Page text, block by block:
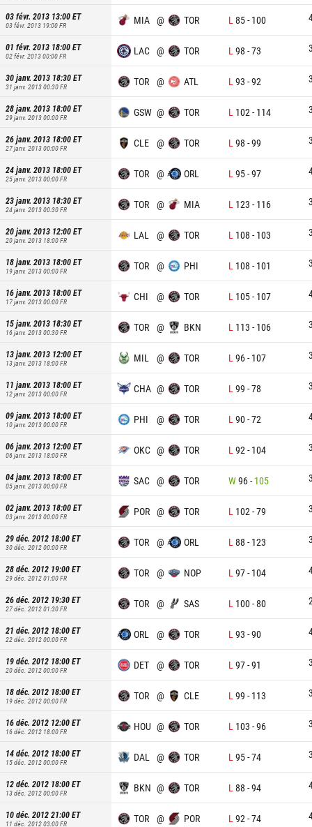
03 févr. 2013 13:00ET
03 févr. 2013 19:00FR MIA @ TOR L 85- 100
01 févr. 2013 18:00ET
02 févr. 2013 00:00FR LAC @ TOR L 98 -73
30 janv. 2013 18:30ET
31 janv. 2013 00:30FR TOR @ ATL L 93 -92
28 janv. 2013 18:00ET
29 janv. 2013 00:00FR GSW @ TOR L 102 - 114
26 janv. 2013 18:00ET
27 janv. 2013 00:00FR CLE @ TOR L 98 -99
24 janv. 2013 18:00ET
25 janv. 2013 00:00FR TOR @ ORL L 95-97
23 janv. 2013 18:30ET
24 janv. 2013 00:30FR TOR @ MIA L 123 - 116
20 janv. 2013 12:00ET
20 janv. 2013 18:00FR LAL @ TOR L 108 - 103
18 janv. 2013 18:00ET
19 janv. 2013 00:00FR TOR @ PHI L 108 - 101
16 janv. 2013 18:00ET
17 janv. 2013 00:00FR CHI @ TOR L 105- 107
15 janv. 2013 18:30ET
16 janv. 2013 00:30FR TOR @ BKN L 113 - 106
13 janv. 2013 12:00ET
13 janv. 2013 18:00FR MIL @ TOR L 96- 107
11 janv. 2013 18:00ET
12 janv. 2013 00:00FR CHA @ TOR L 99 -78
09 janv. 2013 18:00ET
10 janv. 2013 00:00FR PHI @ TOR L 90-72
06 janv. 2013 12:00ET
06 janv. 2013 18:00FR OKC @ TOR L 92 - 104
04 janv. 2013 18:00ET
05 janv. 2013 00:00FR SAC @ TOR W96- 105
02 janv. 2013 18:00ET
03 janv. 2013 00:00FR POR @ TOR L 102 -79
29 déc. 2012 18:00ET
30 déc. 2012 00:00FR TOR @ ORL L 88 - 123
28 déc. 2012 19:00ET
29 déc. 2012 01:00FR TOR @ NOP L 97- 104
26 déc. 2012 19:30ET
27 déc. 2012 01:30FR TOR @ SAS L 100-80
21 déc. 2012 18:00ET
22 déc. 2012 00:00FR ORL @ TOR L 93 -90
19 déc. 2012 18:00ET
20 déc. 2012 00:00FR DET @ TOR L 97-91
18 déc. 2012 18:00ET
19 déc. 2012 00:00FR TOR @ CLE L 99 - 113
16 déc. 2012 12:00ET
16 déc. 2012 18:00FR HOU @ TOR L 103 -96
14 déc. 2012 18:00ET
15 déc. 2012 00:00FR DAL @ TOR L 95-74
12 déc. 2012 18:00ET
13 déc. 2012 00:00FR BKN @ TOR L 88 -94
10 déc. 2012 21:00ET
11 déc. 2012 03:00FR TOR @ POR L 92 -74